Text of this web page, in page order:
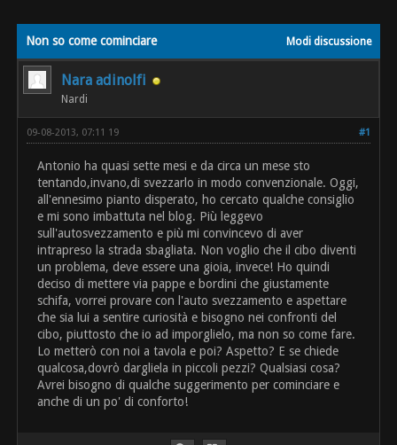
Modi discussione
Non so come cominciare
Nara adinolfi
Nardi
#1
09-08-2013, 07:11 19
Antonio ha quasi sette mesi e da circa un mese sto
tentando,invano,di svezzarlo in modo convenzionale. Oggi,
all'ennesimo pianto disperato, ho cercato qualche consiglio
e mi sono imbattuta nel blog. Più leggevo
sull'autosvezzamento e più mi convincevo di aver
intrapreso la strada sbagliata. Non voglio che il cibo diventi
un problema, deve essere una gioia, invece! Ho quindi
deciso di mettere via pappe e bordini che giustamente
schifa, vorrei provare con l'auto svezzamento e aspettare
che sia lui a sentire curiosità e bisogno nei confronti del
cibo, piuttosto che io ad imporglielo, ma non so come fare.
Lo metterò con noi a tavola e poi? Aspetto? E se chiede
qualcosa,dovrò dargliela in piccoli pezzi? Qualsiasi cosa?
Avrei bisogno di qualche suggerimento per cominciare e
anche di un po' di conforto!